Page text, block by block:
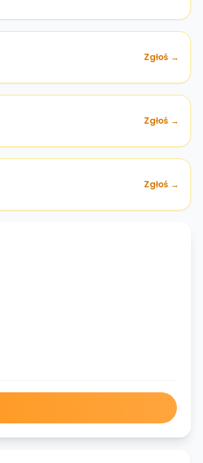
Zgłoś →
Zgłoś →
Zgłoś →